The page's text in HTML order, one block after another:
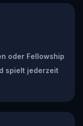
oder Fellowship
spielt jederzeit